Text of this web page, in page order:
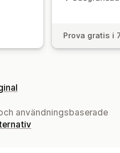
Prova gratis i
användningsbaserade